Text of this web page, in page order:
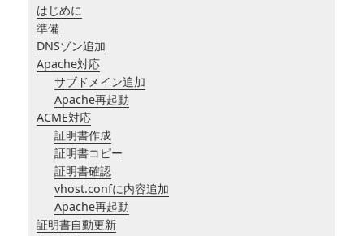
はじめに
準備
DNSゾン追加
Apache対応
サブドメイン追加
Apache再起動
ACME対応
証明書作成
証明書コピー
証明書確認
vhost.confに内容追加
Apache再起動
証明書自動更新